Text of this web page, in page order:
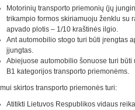
Motorinių transporto priemonių (jų
trikampio formos skiriamuoju ženklu su
apvado plotis – 1/10 kraštinės ilgio.
Ant automobilio stogo turi būti įrengtas
įjungtas.
Abiejuose automobilio šonuose turi būti
B1 kategorijos transporto priemonėms.
skirtos transporto priemonės turi:
Atitikti Lietuvos Respublikos vidaus